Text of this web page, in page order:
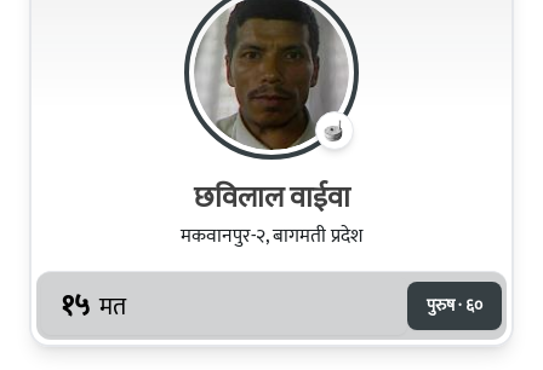
छविलाल वाईवा
मकवानपुर-२, बागमती प्रदेश
१५ मत पुरुष · ६०